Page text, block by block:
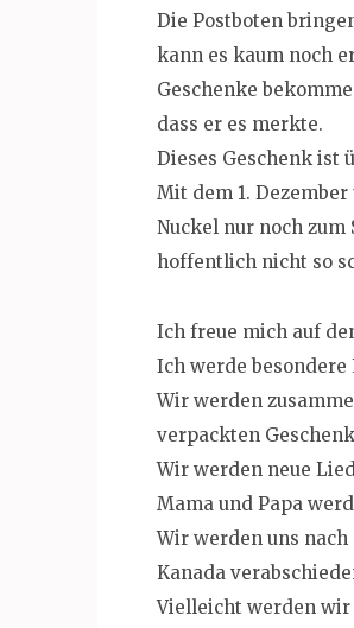
Die Postboten
kann es kaum noch
Geschenke
dass er es merkte.
Dieses Geschenk ist
Mit dem 1.
Nuckel nur noch
hoffentlich nicht so
Ich freue mich auf
Ich werde besondere
Wir werden
verpackten
Wir werden neue
Mama und Papa
Wir werden uns
Kanada
Vielleicht werden wir